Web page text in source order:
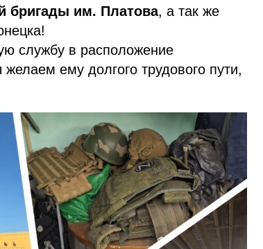
бригады им. Платова, а так же
службу в расположение
ему долгого трудового пути,